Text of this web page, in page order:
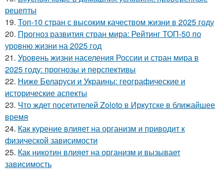
рецепты
19. Топ-10 стран с высоким качеством жизни в 2025 году
20. Прогноз развития стран мира: Рейтинг ТОП-50 по
уровню жизни на 2025 год
21. Уровень жизни населения России и стран мира в
2025 году: прогнозы и перспективы
22. Ниже Беларуси и Украины: географические и
исторические аспекты
23. Что ждет посетителей Zoloto в Иркутске в ближайшее
время
24. Как курение влияет на организм и приводит к
физической зависимости
25. Как никотин влияет на организм и вызывает
зависимость